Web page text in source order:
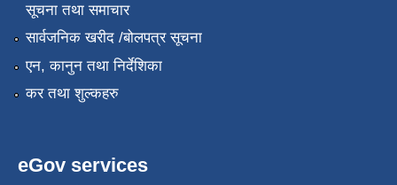
सूचना तथा समाचार
सार्वजनिक खरीद /बोलपत्र सूचना
एन, कानुन तथा निर्देशिका
कर तथा शुल्कहरु
eGov services